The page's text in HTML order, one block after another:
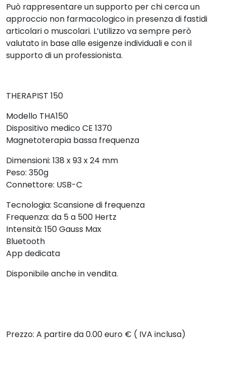
Può rappresentare un supporto per chi cerca un
approccio non farmacologico in presenza di fastidi
articolari o muscolari. L’utilizzo va sempre però
valutato in base alle esigenze individuali e con il
supporto di un professionista.
THERAPIST 150
Modello THA150
Dispositivo medico CE 1370
Magnetoterapia bassa frequenza
Dimensioni: 138 x 93 x 24 mm
Peso: 350g
Connettore: USB-C
Tecnologia: Scansione di frequenza
Frequenza: da 5 a 500 Hertz
Intensità: 150 Gauss Max
Bluetooth
App dedicata
Disponibile anche in vendita.
Prezzo: A partire da 0.00 euro € ( IVA inclusa)